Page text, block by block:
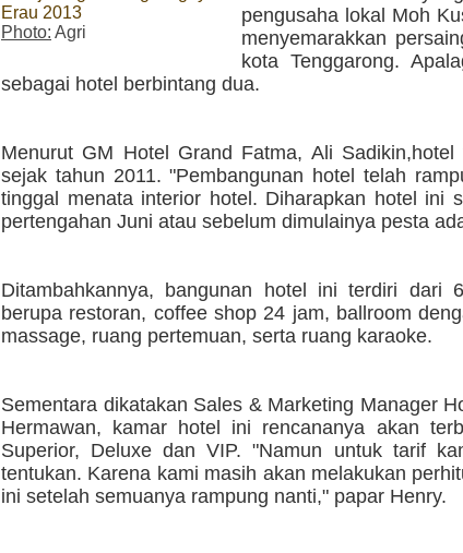
Erau 2013
Photo: Agri
pengusaha lokal Moh
menyemarakkan
kota Tenggarong.
sebagai hotel berbintang dua.
Menurut GM Hotel Grand Fatma, Ali
sejak tahun 2011. "Pembangunan hotel telah
tinggal menata interior hotel. Diharapkan hotel ini
pertengahan Juni atau sebelum dimulainya pesta
Ditambahkannya, bangunan hotel ini terdiri dari
berupa restoran, coffee shop 24 jam, ballroom
massage, ruang pertemuan, serta ruang karaoke.
Sementara dikatakan Sales & Marketing Manager
Hermawan, kamar hotel ini rencananya akan
Superior, Deluxe dan VIP. "Namun untuk tarif
tentukan. Karena kami masih akan melakukan
ini setelah semuanya rampung nanti," papar Henry.